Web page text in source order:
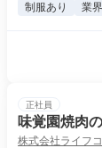
制服あり 業
正社員
味覚園焼肉
株式会社ライフ